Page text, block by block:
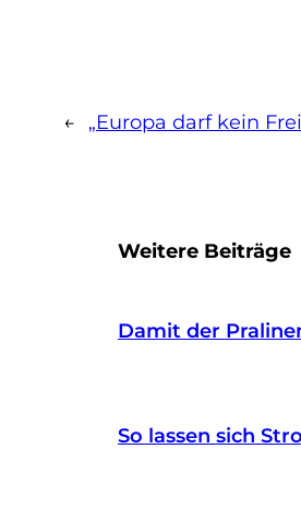
← „Europa darf kein
Weitere Beiträge
Damit der
So lassen sich